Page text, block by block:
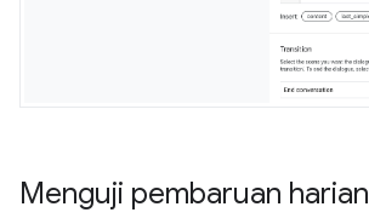
Menguji pembaruan harian